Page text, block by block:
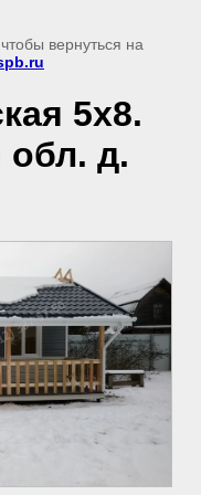
вернуться на
5х8.
обл. д.